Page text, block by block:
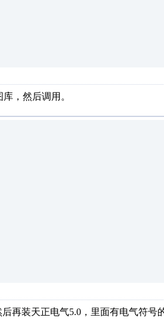
，然后调用。
再装天正电气5.0，里面有电气符